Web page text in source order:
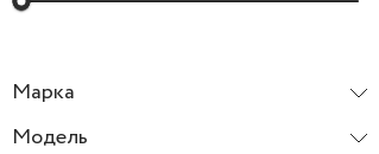
Марка
Модель